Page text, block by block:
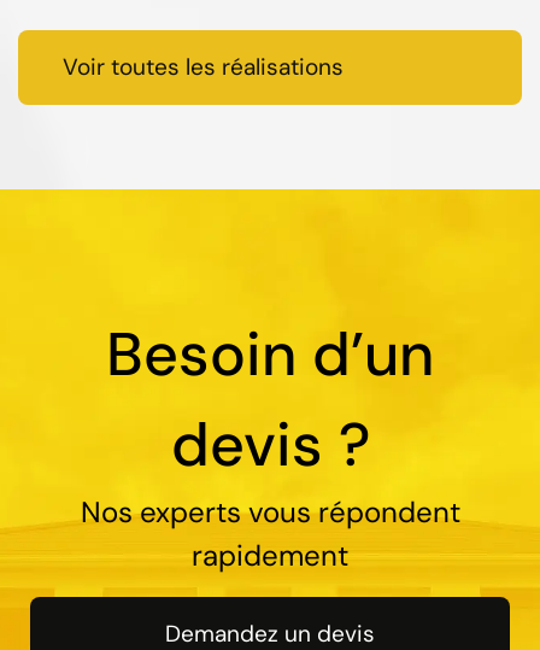
Voir toutes les réalisations
Besoin d’un
devis ?
Nos experts vous répondent
rapidement
Demandez un devis